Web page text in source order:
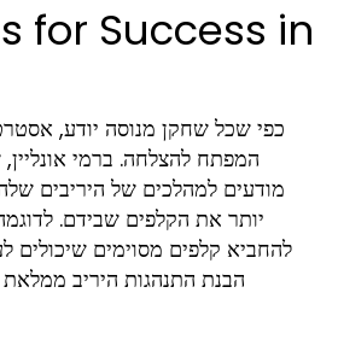
for Success in
כפי שכל שחקן מנוסה יודע,
המפתח להצלחה. ברמי
מודעים למהלכים של היריבים
יותר את הקלפים שבידם.
להחביא קלפים מסוימים שיכולים
הבנת התנהגות היריב